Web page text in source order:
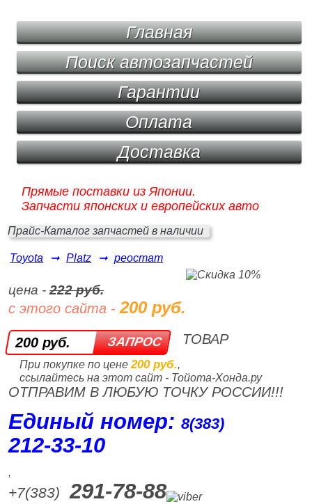
Главная
Поиск автозапчастей
Гарантии
Оплата
Доставка
Прямые поставки из Японии.
Запчасти японских и европейских авто
Прайс-Каталог запчастей в наличии
Toyota ➞ Platz ➞ реостат
цена -222 руб.
с этого сайта -200 руб.
200 руб.
При покупке по цене 200 руб.,
ссылайтесь на этот сайт - Тойота-Хонда.ру
ТОВАР
ОТПРАВИМ В ЛЮБУЮ ТОЧКУ РОССИИ!!!
Единый номер:8(383)
212‑33‑10
,
+7(383) 291-78-88